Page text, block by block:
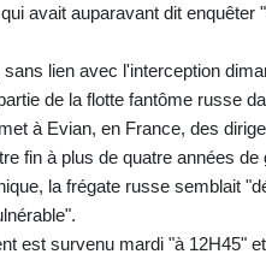
avait auparavant dit
lien avec l'interception
de la flotte fantôme russe
à Evian, en France, des
fin à plus de quatre années de
la frégate russe semblait
est survenu mardi "à 12H45"